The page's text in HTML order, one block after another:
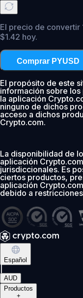
El precio de convertir
$1.42 hoy.
Comprar PYUSD
El propósito de este
información sobre
la aplicación
ninguno de dichos
acceso a dichos
Crypto.com.
La disponibilidad de
aplicación
jurisdiccionales. Es
ciertos productos,
aplicación
debido a
Español
AUD
Productos
+